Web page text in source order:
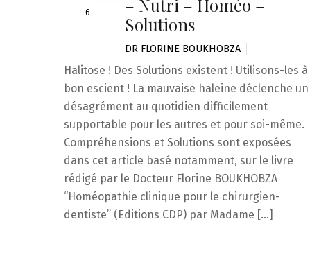
6
– Nutri – Homéo –
Solutions
DR FLORINE BOUKHOBZA
Halitose ! Des Solutions existent ! Utilisons-les à
bon escient ! La mauvaise haleine déclenche un
désagrément au quotidien difficilement
supportable pour les autres et pour soi-même.
Compréhensions et Solutions sont exposées
dans cet article basé notamment, sur le livre
rédigé par le Docteur Florine BOUKHOBZA
“Homéopathie clinique pour le chirurgien-
dentiste” (Editions CDP) par Madame […]